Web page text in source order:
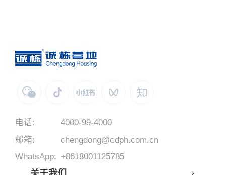
电话:
4000-99-4000
邮箱:
chengdong@cdph.com.cn
WhatsApp: +8618001125785